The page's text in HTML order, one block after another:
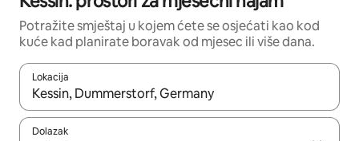
Potražite smještaj u kojem ćete se osjećati kao kod
kuće kad planirate boravak od mjesec ili više dana.
Lokacija
Kada budu dostupni rezultati, moći ćete ih pregledati
Dolazak